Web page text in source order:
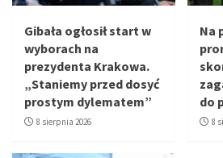
Gibała ogłosił start w
wyborach na
prezydenta Krakowa.
„Staniemy przed dosyć
prostym dylematem”
8 sierpnia 2026
Na
do
8